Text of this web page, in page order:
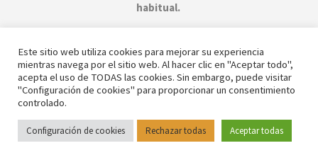
habitual.
©2026 Chimeneas Aguere - Desarrollado por
Este sitio web utiliza cookies para mejorar su experiencia
mientras navega por el sitio web. Al hacer clic en "Aceptar todo",
acepta el uso de TODAS las cookies. Sin embargo, puede visitar
"Configuración de cookies" para proporcionar un consentimiento
controlado.
Configuración de cookies Rechazar todas Aceptar todas